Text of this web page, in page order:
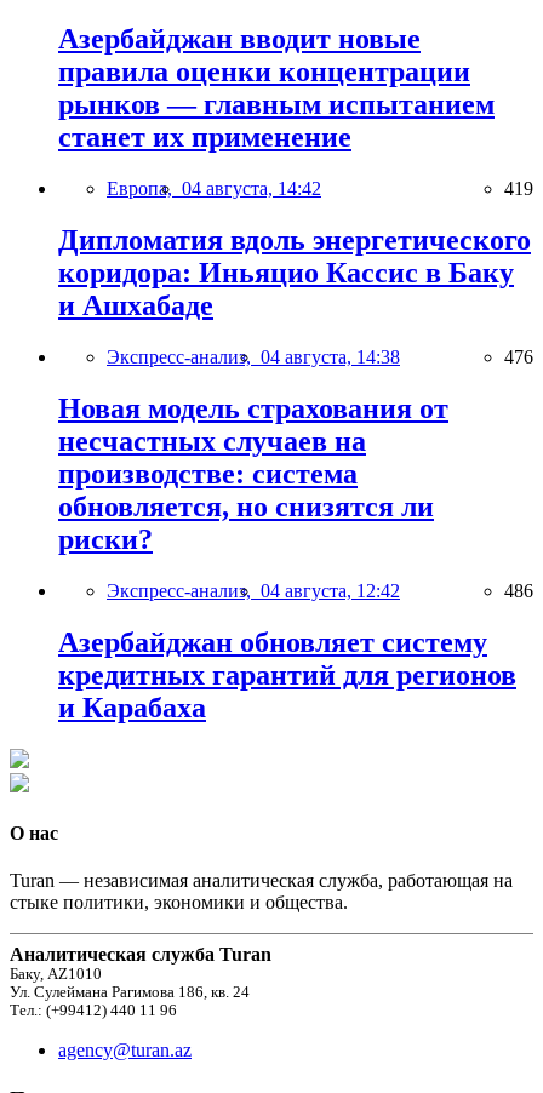
Азербайджан вводит новые
правила оценки концентрации
рынков — главным испытанием
станет их применение
Европа, 04 августа, 14:42 419
Дипломатия вдоль энергетического
коридора: Иньяцио Кассис в Баку
и Ашхабаде
Экспресс-анализ, 04 августа, 14:38 476
Новая модель страхования от
несчастных случаев на
производстве: система
обновляется, но снизятся ли
риски?
Экспресс-анализ, 04 августа, 12:42 486
Азербайджан обновляет систему
кредитных гарантий для регионов
и Карабаха
О нас
Turan — независимая аналитическая служба, работающая на
стыке политики, экономики и общества.
Аналитическая служба Turan
Баку, AZ1010
Ул. Сулеймана Рагимова 186, кв. 24
Тел.: (+99412) 440 11 96
agency@turan.az